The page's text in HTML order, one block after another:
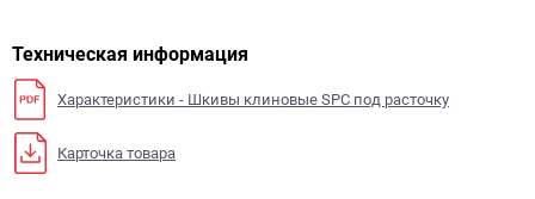
Техническая информация
Характеристики - Шкивы клиновые SPC под расточку
Карточка товара